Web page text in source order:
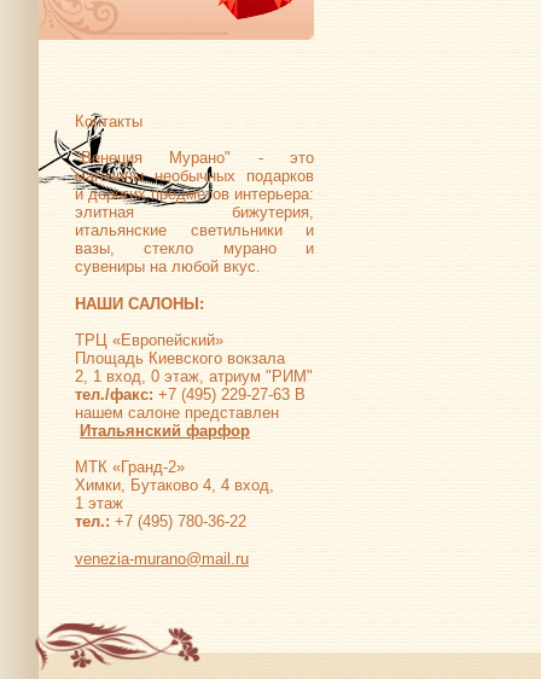
Контакты
"Венеция Мурано" - это
магазины необычных подарков
и дорогих предметов интерьера:
элитная бижутерия,
итальянские светильники и
вазы, стекло мурано и
сувениры на любой вкус.
НАШИ САЛОНЫ:
ТРЦ «Европейский»
Площадь Киевского вокзала
2, 1 вход, 0 этаж, атриум "РИМ"
тел./факс: +7 (495) 229-27-63 В
нашем салоне представлен
Итальянский фарфор
МТК «Гранд-2»
Химки, Бутаково 4, 4 вход,
1 этаж
тел.: +7 (495) 780-36-22
venezia-murano@mail.ru